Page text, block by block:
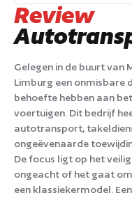
Review
Gelegen in de buurt
Limburg een onmisbare
behoefte hebben aan
voertuigen. Dit bedrijf
autotransport,
ongeëvenaarde
De focus ligt op het
ongeacht of het gaat
een klassiekermodel.